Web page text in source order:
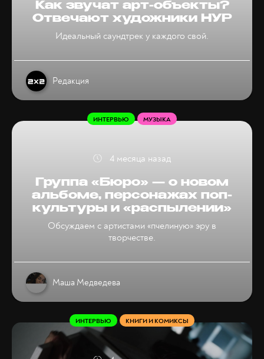
Как звучат арт-объекты?
Отвечают художники НУР
Идеальный саундтрек у каждого свой.
Редакция
Группа «Бюро» — о новом
альбоме, персонажах поп-
культуры и «распылении»
Обсуждаем с артистами «пчелиную» эру в
творчестве.
ИНТЕРВЬЮ МУЗЫКА
Маша Медведева
4 месяца назад
ИНТЕРВЬЮ КНИГИ И КОМИКСЫ